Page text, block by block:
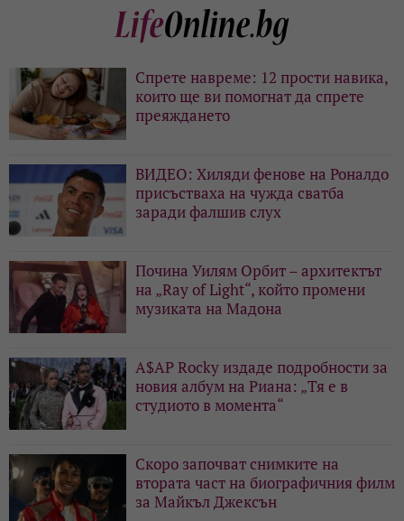
Спрете навреме: 12 прости навика,
които ще ви помогнат да спрете
преяждането
ВИДЕО: Хиляди фенове на Роналдо
присъстваха на чужда сватба
заради фалшив слух
Почина Уилям Орбит – архитектът
на „Ray of Light“, който промени
музиката на Мадона
A$AP Rocky издаде подробности за
новия албум на Риана: „Тя е в
студиото в момента“
Скоро започват снимките на
втората част на биографичния филм
за Майкъл Джексън